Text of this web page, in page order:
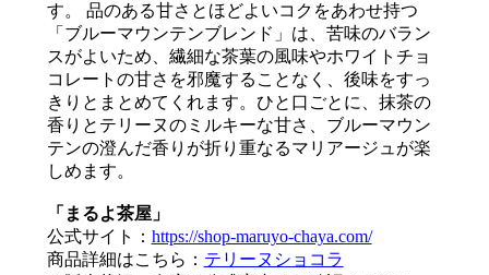
す。 品のある甘さとほどよいコクをあわせ持つ
「ブルーマウンテンブレンド」は、苦味のバラン
スがよいため、繊細な茶葉の風味やホワイトチョ
コレートの甘さを邪魔することなく、後味をすっ
きりとまとめてくれます。ひと口ごとに、抹茶の
香りとテリーヌのミルキーな甘さ、ブルーマウン
テンの澄んだ香りが折り重なるマリアージュが楽
しめます。
「まるよ茶屋」
公式サイト： https://shop-maruyo-chaya.com/
商品詳細はこちら： テリーヌショコラ